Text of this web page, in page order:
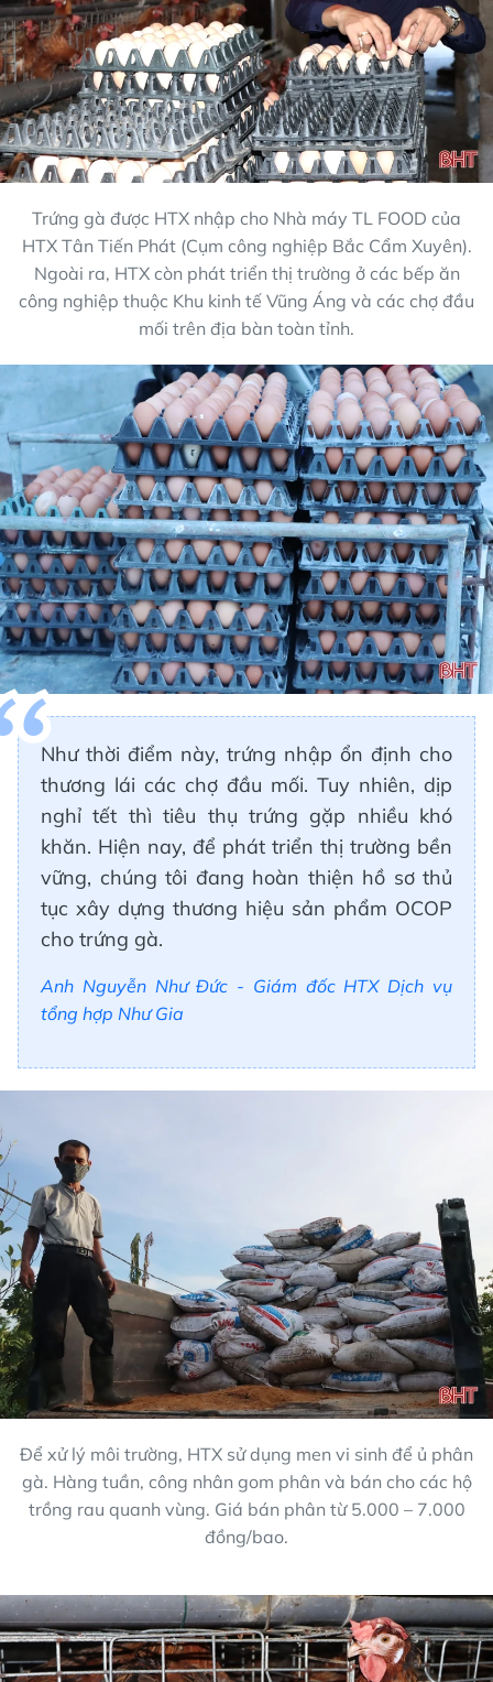
Trứng gà được HTX nhập cho Nhà máy TL FOOD của
HTX Tân Tiến Phát (Cụm công nghiệp Bắc Cẩm Xuyên).
Ngoài ra, HTX còn phát triển thị trường ở các bếp ăn
công nghiệp thuộc Khu kinh tế Vũng Áng và các chợ đầu
mối trên địa bàn toàn tỉnh.
Như thời điểm này, trứng nhập ổn định cho
thương lái các chợ đầu mối. Tuy nhiên, dịp
nghỉ tết thì tiêu thụ trứng gặp nhiều khó
khăn. Hiện nay, để phát triển thị trường bền
vững, chúng tôi đang hoàn thiện hồ sơ thủ
tục xây dựng thương hiệu sản phẩm OCOP
cho trứng gà.
Anh Nguyễn Như Đức - Giám đốc HTX Dịch vụ
tổng hợp Như Gia
Để xử lý môi trường, HTX sử dụng men vi sinh để ủ phân
gà. Hàng tuần, công nhân gom phân và bán cho các hộ
trồng rau quanh vùng. Giá bán phân từ 5.000 – 7.000
đồng/bao.